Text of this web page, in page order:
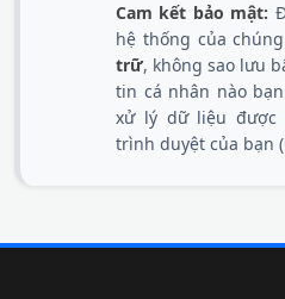
Cam kết bảo mật:
hệ thống của
trữ, không sao lưu
tin cá nhân nào
xử lý dữ liệu được
trình duyệt của bạn